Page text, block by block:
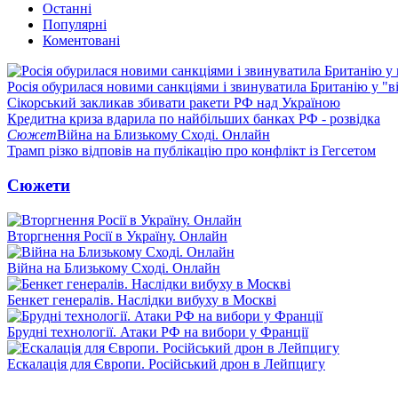
Останні
Популярні
Коментовані
Росія обурилася новими санкціями і звинуватила Британію у
Сікорський закликав збивати ракети РФ над Україною
Кредитна криза вдарила по найбільших банках РФ - розвідка
СюжетВійна на Близькому Сході. Онлайн
Трамп різко відповів на публікацію про конфлікт із Гегсетом
Сюжети
Вторгнення Росії в Україну. Онлайн
Війна на Близькому Сході. Онлайн
Бенкет генералів. Наслідки вибуху в Москві
Брудні технології. Атаки РФ на вибори у Франції
Ескалація для Європи. Російський дрон в Лейпцигу